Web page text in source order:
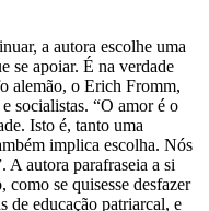
a autora escolhe uma
se apoiar. É na verdade
alemão, o Erich Fromm,
socialistas. “O amor é o
Isto é, tanto uma
implica escolha. Nós
A autora parafraseia a si
se quisesse desfazer
de educação patriarcal, e